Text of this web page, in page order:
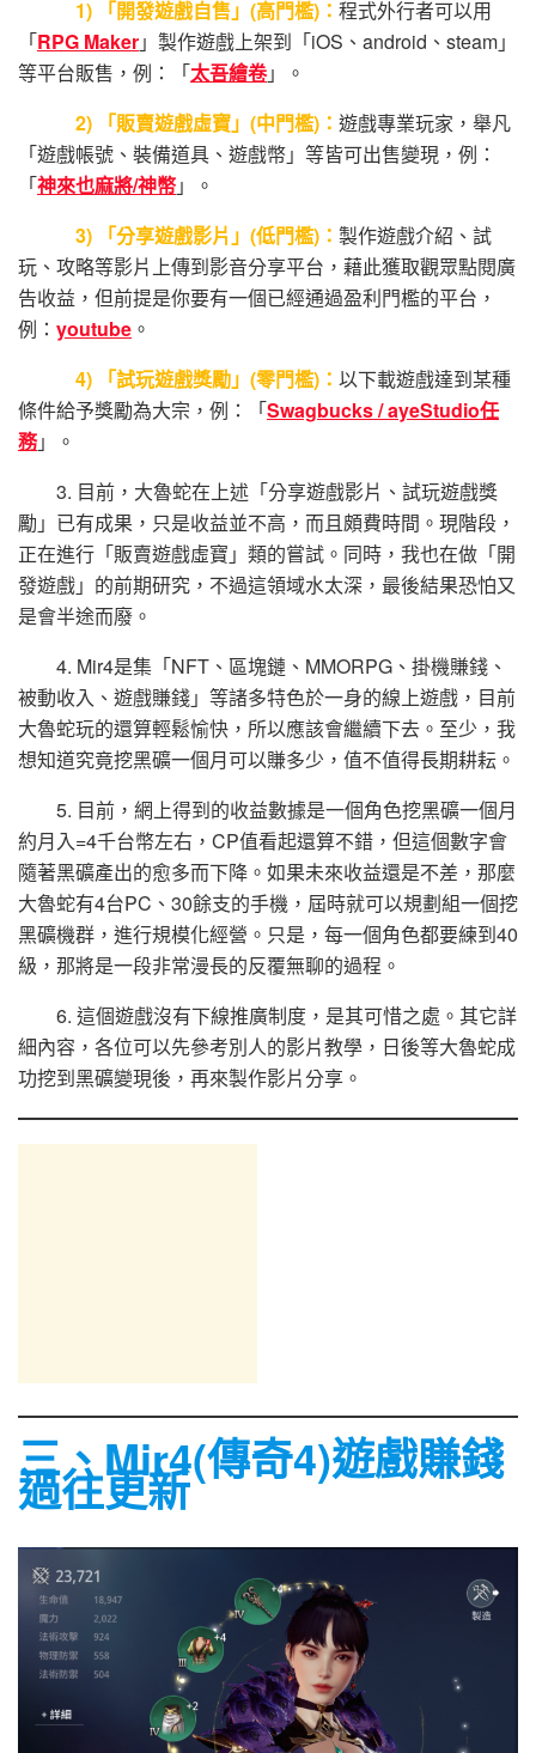
1) 「開發遊戲自售」(高門檻)： 程式外行者可以用
「RPG Maker」製作遊戲上架到「iOS、android、steam」
等平台販售，例：「太吾繪卷」。
2) 「販賣遊戲虛寶」(中門檻)： 遊戲專業玩家，舉凡
「遊戲帳號、裝備道具、遊戲幣」等皆可出售變現，例：
「神來也麻將/神幣」。
3) 「分享遊戲影片」(低門檻)： 製作遊戲介紹、試
玩、攻略等影片上傳到影音分享平台，藉此獲取觀眾點閱廣
告收益，但前提是你要有一個已經通過盈利門檻的平台，
例： youtube 。
4) 「試玩遊戲獎勵」(零門檻)： 以下載遊戲達到某種
條件給予獎勵為大宗，例：「Swagbucks / ayeStudio任
務」。
3. 目前，大魯蛇在上述「分享遊戲影片、試玩遊戲獎
勵」已有成果，只是收益並不高，而且頗費時間。現階段，
正在進行「販賣遊戲虛寶」類的嘗試。同時，我也在做「開
發遊戲」的前期研究，不過這領域水太深，最後結果恐怕又
是會半途而廢。
4. Mir4是集「NFT、區塊鏈、MMORPG、掛機賺錢、
被動收入、遊戲賺錢」等諸多特色於一身的線上遊戲，目前
大魯蛇玩的還算輕鬆愉快，所以應該會繼續下去。至少，我
想知道究竟挖黑礦一個月可以賺多少，值不值得長期耕耘。
5. 目前，網上得到的收益數據是一個角色挖黑礦一個月
約月入=4千台幣左右，CP值看起還算不錯，但這個數字會
隨著黑礦產出的愈多而下降。如果未來收益還是不差，那麼
大魯蛇有4台PC、30餘支的手機，屆時就可以規劃組一個挖
黑礦機群，進行規模化經營。只是，每一個角色都要練到40
級，那將是一段非常漫長的反覆無聊的過程。
6. 這個遊戲沒有下線推廣制度，是其可惜之處。其它詳
細內容，各位可以先參考別人的影片教學，日後等大魯蛇成
功挖到黑礦變現後，再來製作影片分享。
三、Mir4(傳奇4)遊戲賺錢
過往更新